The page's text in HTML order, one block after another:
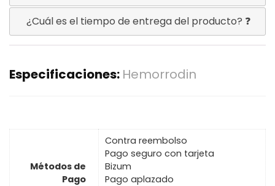
¿Cuál es el tiempo de entrega del producto? ❓
Especificaciones: Hemorrodin
Métodos de
Pago
Contra reembolso
Pago seguro con tarjeta
Bizum
Pago aplazado